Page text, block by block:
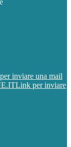
inviare una mail
Link per inviare